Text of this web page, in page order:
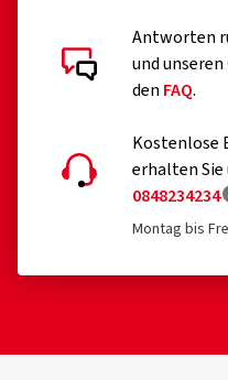
Antworten
und
den FAQ.
Kostenlose
erhalten
0848234234
Montag bis